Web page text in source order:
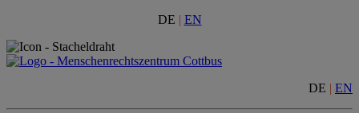
DE | EN
DE | EN